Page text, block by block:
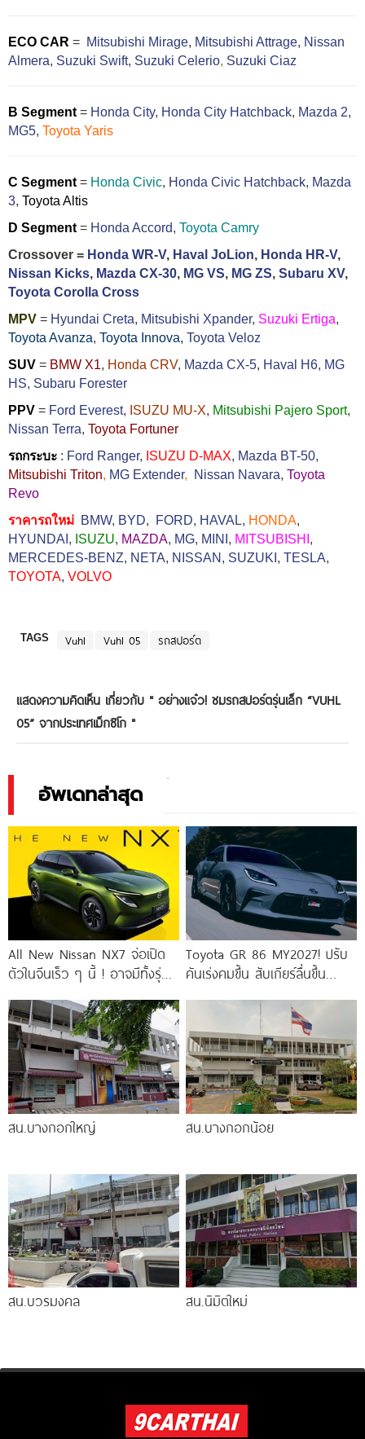
ECO CAR = Mitsubishi Mirage, Mitsubishi Attrage, Nissan
Almera, Suzuki Swift, Suzuki Celerio, Suzuki Ciaz
B Segment = Honda City, Honda City Hatchback, Mazda 2,
MG5, Toyota Yaris
C Segment = Honda Civic, Honda Civic Hatchback, Mazda
3, Toyota Altis
D Segment = Honda Accord, Toyota Camry
Crossover = Honda WR-V, Haval JoLion, Honda HR-V,
Nissan Kicks, Mazda CX-30, MG VS, MG ZS, Subaru XV,
Toyota Corolla Cross
MPV = Hyundai Creta, Mitsubishi Xpander, Suzuki Ertiga,
Toyota Avanza, Toyota Innova, Toyota Veloz
SUV = BMW X1, Honda CRV, Mazda CX-5, Haval H6, MG
HS, Subaru Forester
PPV = Ford Everest, ISUZU MU-X, Mitsubishi Pajero Sport,
Nissan Terra, Toyota Fortuner
รถกระบะ : Ford Ranger, ISUZU D-MAX, Mazda BT-50,
Mitsubishi Triton, MG Extender, Nissan Navara, Toyota
Revo
ราคารถใหม่ BMW, BYD, FORD, HAVAL, HONDA,
HYUNDAI , ISUZU, MAZDA, MG, MINI , MITSUBISHI ,
MERCEDES-BENZ, NETA, NISSAN , SUZUKI , TESLA,
TOYOTA, VOLVO
TAGS Vuhl Vuhl 05 รถสปอร์ต
แสดงความคิดเห็น เกี่ยวกับ " อย่างแจ๋ว! ชมรถสปอร์ตรุ่นเล็ก “VUHL
05” จากประเทศเม็กซิโก "
อัพเดทล่าสุด
All New Nissan NX7 จ่อเปิด
ตัวในจีนเร็ว ๆ นี้ ! อาจมีทั้งรุ่น
Toyota GR 86 MY2027! ปรับ
คันเร่งคมขึ้น สับเกียร์ลื่นขึ้น
สน.บางกอกใหญ่ สน.บางกอกน้อย
สน.บวรมงคล สน.นิมิตใหม่